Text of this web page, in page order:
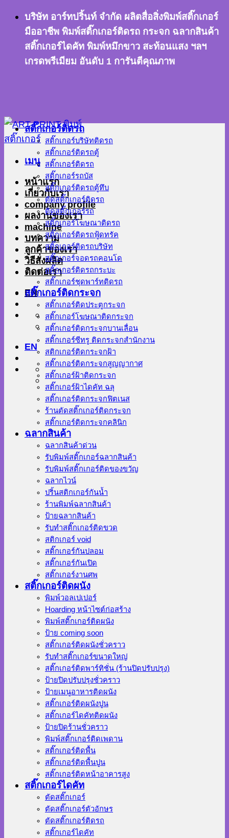
ข้าม
เนื้อหา
บริษัท อาร์ทปริ้นท์ จำกัด ผลิตสื่อสิ่งพิมพ์สติ๊กเกอร์
มืออาชีพ พิมพ์สติ๊กเกอร์ติดรถ กระจก ฉลากสินค้า
สติ๊กเกอร์ไดคัท พิมพ์หมึกขาว สะท้อนแสง ฯลฯ
เกรดพรีเมียม อันดับ 1 การันตีคุณภาพ
เมนู
หน้าแรก
เกี่ยวกับเรา
company profile
ผลงานของเรา
machine
บทความ
ลูกค้าของเรา
วิธีสั่งผลิต
ติดต่อเรา
EN
EN
สติ๊กเกอร์ติดรถ
สติ๊กเกอร์บริษัทติดรถ
สติ๊กเกอร์ติดรถตู้
สติ๊กเกอร์ติดรถ
สติ๊กเกอร์รถบัส
สติ๊กเกอร์ติดรถตู้ทึบ
ตัดสติ๊กเกอร์ติดรถ
ติดสติ๊กเกอร์รถ
สติ๊กเกอร์โฆษณาติดรถ
สติ๊กเกอร์ติดรถฟู้ดทรัค
สติ๊กเกอร์ติดรถบริษัท
สติ๊กเกอร์จอดรถคอนโด
สติ๊กเกอร์ติดรถกระบะ
สติ๊กเกอร์ชุดพาร์ทติดรถ
สติ๊กเกอร์ติดกระจก
สติ๊กเกอร์ติดประตูกระจก
สติ๊กเกอร์โฆษณาติดกระจก
สติ๊กเกอร์ติดกระจกบานเลื่อน
สติ๊กเกอร์ซีทรู ติดกระจกสำนักงาน
สติกเกอร์ติดกระจกฝ้า
สติ๊กเกอร์ติดกระจกสูญญากาศ
สติ๊กเกอร์ฝ้าติดกระจก
สติ๊กเกอร์ฝ้าไดคัท ฉลุ
สติ๊กเกอร์ติดกระจกฟิตเนส
ร้านตัดสติ๊กเกอร์ติดกระจก
สติ๊กเกอร์ติดกระจกคลินิก
ฉลากสินค้า
ฉลากสินค้าด่วน
รับพิมพ์สติ๊กเกอร์ฉลากสินค้า
รับพิมพ์สติ๊กเกอร์ติดของขวัญ
ฉลากไวน์
ปริ้นสติกเกอร์กันน้ำ
ร้านพิมพ์ฉลากสินค้า
ป้ายฉลากสินค้า
รับทำสติ๊กเกอร์ติดขวด
สติกเกอร์ void
สติ๊กเกอร์กันปลอม
สติ๊กเกอร์กันเปิด
สติ๊กเกอร์งานศพ
สติ๊กเกอร์ติดผนัง
พิมพ์วอลเปเปอร์
Hoarding หน้าไซต์ก่อสร้าง
พิมพ์สติ๊กเกอร์ติดผนัง
ป้าย coming soon
สติ๊กเกอร์ติดผนังชั่วคราว
รับทำสติ๊กเกอร์ขนาดใหญ่
สติ๊กเกอร์ติดพาร์ทิชั่น (ร้านปิดปรับปรุง)
ป้ายปิดปรับปรุงชั่วคราว
ป้ายเมนูอาหารติดผนัง
สติ๊กเกอร์ติดผนังปูน
สติ๊กเกอร์ไดคัทติดผนัง
ป้ายปิดร้านชั่วคราว
พิมพ์สติ๊กเกอร์ติดเพดาน
สติ๊กเกอร์ติดพื้น
สติ๊กเกอร์ติดพื้นปูน
สติ๊กเกอร์ติดหน้าอาคารสูง
สติ๊กเกอร์ไดคัท
ตัดสติ๊กเกอร์
ตัดสติ๊กเกอร์ตัวอักษร
ตัดสติ๊กเกอร์ติดรถ
สติ๊กเกอร์ไดคัท